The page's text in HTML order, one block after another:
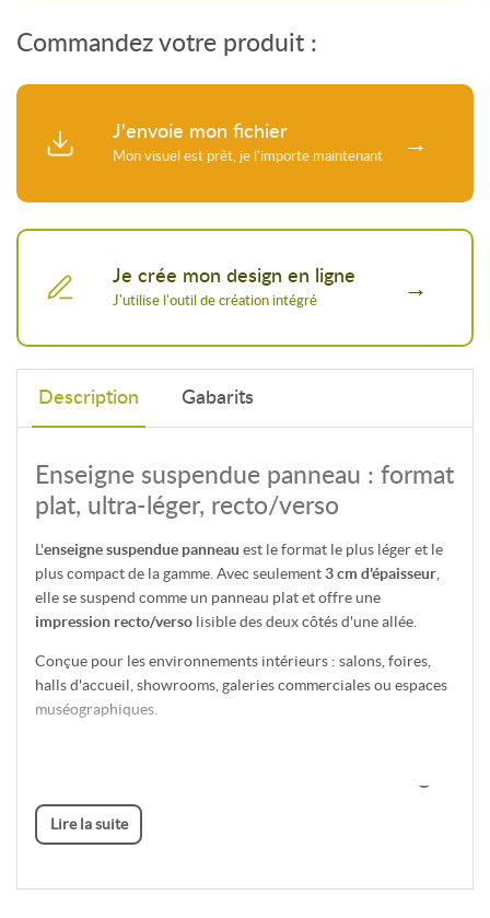
Commandez votre produit :
J'envoie mon fichier
Je crée mon design en ligne
Description Gabarits
Enseigne suspendue panneau : format
plat, ultra-léger, recto/verso
L'enseigne suspendue panneau est le format le plus léger et le
plus compact de la gamme. Avec seulement3 cm d'épaisseur
elle se suspend comme un panneau plat et offre une
impression recto/verso lisible des deux côtés d'une allée.
Conçue pour les environnements intérieurs : salons, foires,
halls d'accueil, showrooms, galeries commerciales ou espaces
muséographiques.
L'enseigne panneau est disponible en 3 formats :
350 × 100 cm– 5 kg – 1 colis
Lire la suite